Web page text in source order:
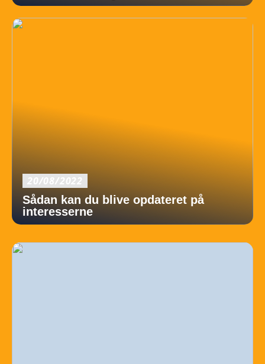
20/08/2022
Sådan kan du blive opdateret på
interesserne